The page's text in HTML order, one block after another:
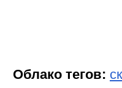
Облако тегов: